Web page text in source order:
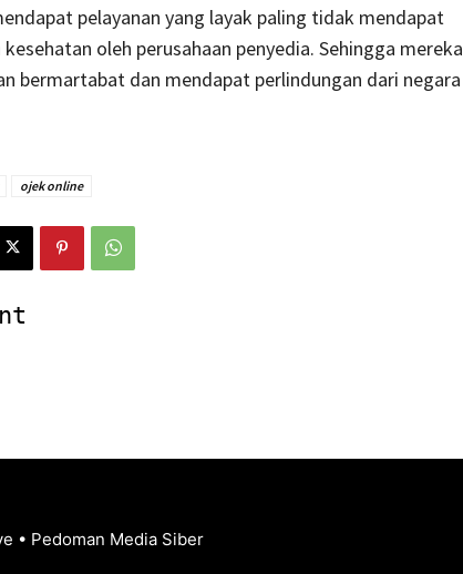
pelayanan yang layak paling tidak mendapat
oleh perusahaan penyedia. Sehingga mereka
bermartabat dan mendapat perlindungan dari negara
ojek online
• Pedoman Media Siber